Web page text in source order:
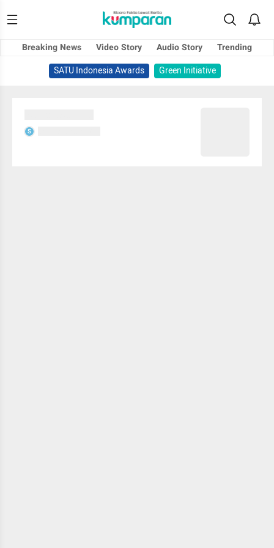
Breaking News Video Story Audio Story
Trending
SATU Indonesia Awards
Green Initiative
S